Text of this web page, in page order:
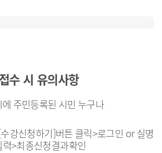
수 시 유의사항
주민등록된 시민 누구나
강신청하기]버튼 클릭>로그인 or 실명
>최종신청결과확인